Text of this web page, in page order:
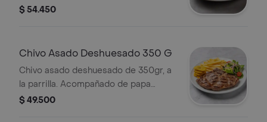
patacones y ensalada fresca
$ 54.450
Chivo Asado Deshuesado 350 G
Chivo asado deshuesado de 350gr, a
la parrilla. Acompañado de papa
francesas o patacones con ensalada
$ 49.500